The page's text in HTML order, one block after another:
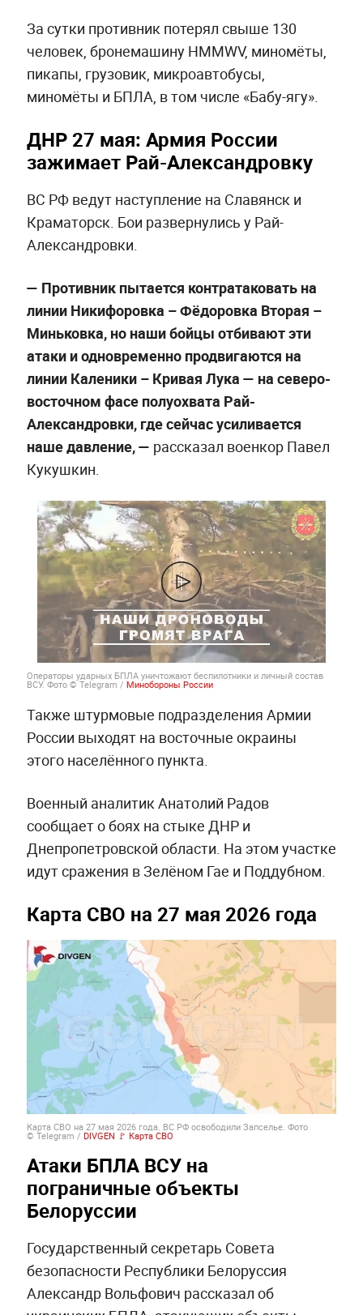
За сутки противник потерял свыше 130
человек, бронемашину HMMWV, миномёты,
пикапы, грузовик, микроавтобусы,
миномёты и БПЛА, в том числе «Бабу-ягу».
ДНР 27 мая: Армия России
зажимает Рай-Александровку
ВС РФ ведут наступление на Славянск и
Краматорск. Бои развернулись у Рай-
Александровки.
— Противник пытается контратаковать на
линии Никифоровка – Фёдоровка Вторая –
Миньковка, но наши бойцы отбивают эти
атаки и одновременно продвигаются на
линии Каленики – Кривая Лука — на северо-
восточном фасе полуохвата Рай-
Александровки, где сейчас усиливается
наше давление, — рассказал военкор Павел
Кукушкин.
Операторы ударных БПЛА уничтожают беспилотники и личный состав
ВСУ. Фото © Telegram / Минобороны России
Также штурмовые подразделения Армии
России выходят на восточные окраины
этого населённого пункта.
Военный аналитик Анатолий Радов
сообщает о боях на стыке ДНР и
Днепропетровской области. На этом участке
идут сражения в Зелёном Гае и Поддубном.
Карта СВО на 27 мая 2026 года
Карта СВО на 27 мая 2026 года. ВС РФ освободили Запселье. Фото
© Telegram / DIVGEN 🚩 Карта СВО
Атаки БПЛА ВСУ на
пограничные объекты
Белоруссии
Государственный секретарь Совета
безопасности Республики Белоруссия
Александр Вольфович рассказал об